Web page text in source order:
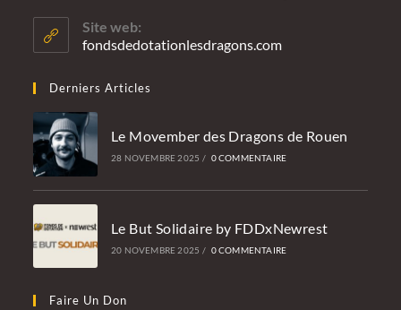
Site web:
fondsdedotationlesdragons.com
Derniers Articles
Le Movember des Dragons de Rouen
28 NOVEMBRE 2025 / 0 COMMENTAIRE
Le But Solidaire by FDDxNewrest
20 NOVEMBRE 2025 / 0 COMMENTAIRE
Faire Un Don